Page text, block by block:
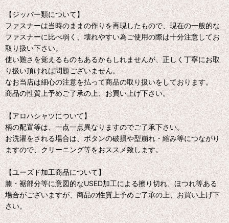
【ジッパー類について】
ファスナーは当時のままの作りを再現したもので、現在の一般的な
ファスナーに比べ弱く、壊れやすい為ご使用の際は十分注意してお
取り扱い下さい。
使い難さを覚えるものもあるかもしれませんが、正しく丁寧にお取
り扱い頂ければ問題ございません。
なお当店は細心の注意を払って商品の取り扱いをしております。
商品の性質上予めご了承の上、お買い上げ下さい。
【アロハシャツについて】
柄の配置等は、一点一点異なりますのでご了承下さい。
お洗濯をされる場合は、ボタンの破損や型崩れ・縮み等につながり
ますので、クリーニング等をおススメ致します。
【ユーズド加工商品について】
膝・裾部分等に意図的なUSED加工による擦り切れ、ほつれ等ある
場合がございますが、商品の性質上予めご了承の上、お買い上げ下
さい。